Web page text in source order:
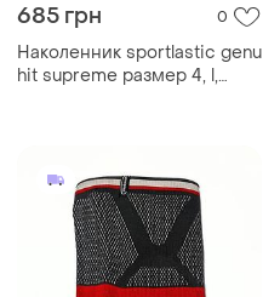
685 грн 0
Наколенник sportlastic genu
hit supreme размер 4, l,